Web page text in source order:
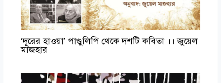
‘দূরের হাওয়া’ পাণ্ডুলিপি থেকে দশটি কবিতা ।। জুয়েল
মাজহার